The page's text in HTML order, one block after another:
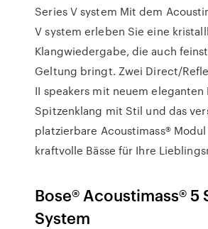
Series V system Mit dem
V system erleben Sie eine
Klangwiedergabe, die auch
Geltung bringt. Zwei Direct/
II speakers mit neuem
Spitzenklang mit Stil und das
platzierbare Acoustimass®
kraftvolle Bässe für Ihre
Bose® Acoustimass® 5
System